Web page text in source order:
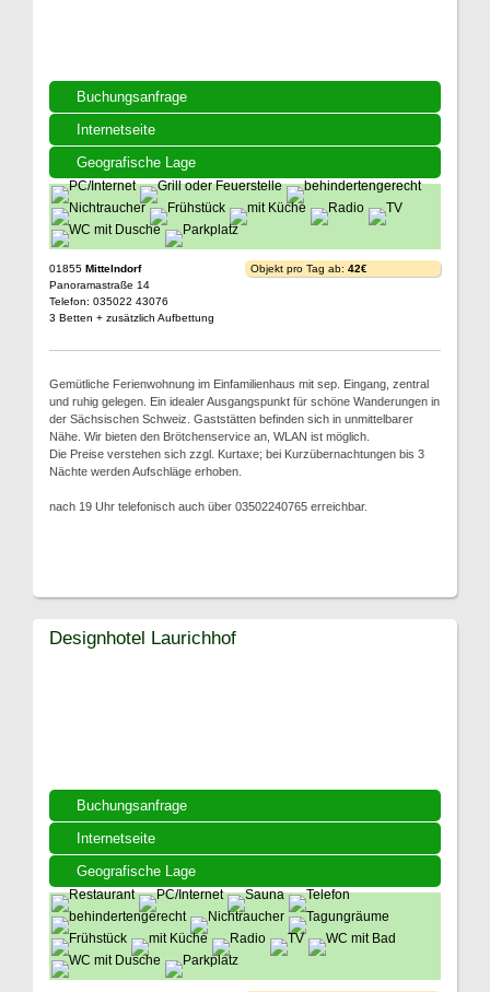
Buchungsanfrage
Internetseite
Geografische Lage
01855 Mittelndorf
Panoramastraße 14
Telefon: 035022 43076
3 Betten + zusätzlich Aufbettung
Objekt pro Tag ab: 42€
Gemütliche Ferienwohnung im Einfamilienhaus mit sep. Eingang, zentral
und ruhig gelegen. Ein idealer Ausgangspunkt für schöne Wanderungen in
der Sächsischen Schweiz. Gaststätten befinden sich in unmittelbarer
Nähe. Wir bieten den Brötchenservice an, WLAN ist möglich.
Die Preise verstehen sich zzgl. Kurtaxe; bei Kurzübernachtungen bis 3
Nächte werden Aufschläge erhoben.
nach 19 Uhr telefonisch auch über 03502240765 erreichbar.
Buchungsanfrage
Internetseite
Geografische Lage
Designhotel Laurichhof